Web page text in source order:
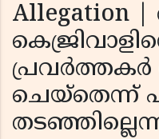
Allegation
പ്രവർത്തകർ
ചെയ്തെന്ന്